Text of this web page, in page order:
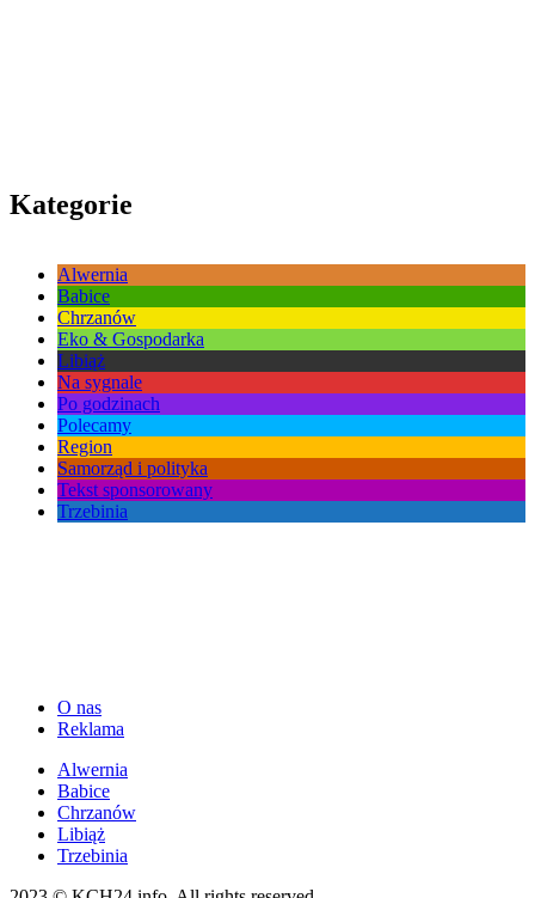
Kategorie
Alwernia
Babice
Chrzanów
Eko & Gospodarka
Libiąż
Na sygnale
Po godzinach
Polecamy
Region
Samorząd i polityka
Tekst sponsorowany
Trzebinia
O nas
Reklama
Alwernia
Babice
Chrzanów
Libiąż
Trzebinia